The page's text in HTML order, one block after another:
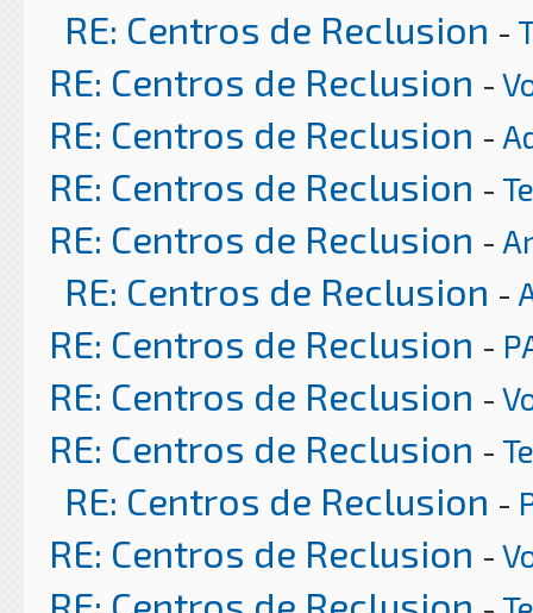
RE: Centros de Reclusion -
RE: Centros de Reclusion -
RE: Centros de Reclusion -
RE: Centros de Reclusion -
RE: Centros de Reclusion -
RE: Centros de Reclusion -
RE: Centros de Reclusion -
RE: Centros de Reclusion -
RE: Centros de Reclusion -
RE: Centros de Reclusion -
RE: Centros de Reclusion -